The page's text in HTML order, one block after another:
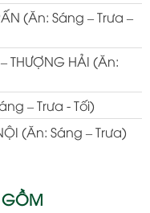
(Ăn: Sáng – Trưa –
THƯỢNG HẢI (Ăn:
– Trưa - Tối)
(Ăn: Sáng – Trưa)
GỒM